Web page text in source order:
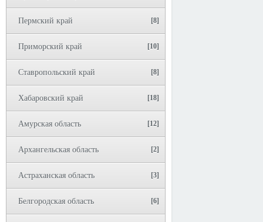
Пермский край [8]
Приморский край [10]
Ставропольский край [8]
Хабаровский край [18]
Амурская область [12]
Архангельская область [2]
Астраханская область [3]
Белгородская область [6]